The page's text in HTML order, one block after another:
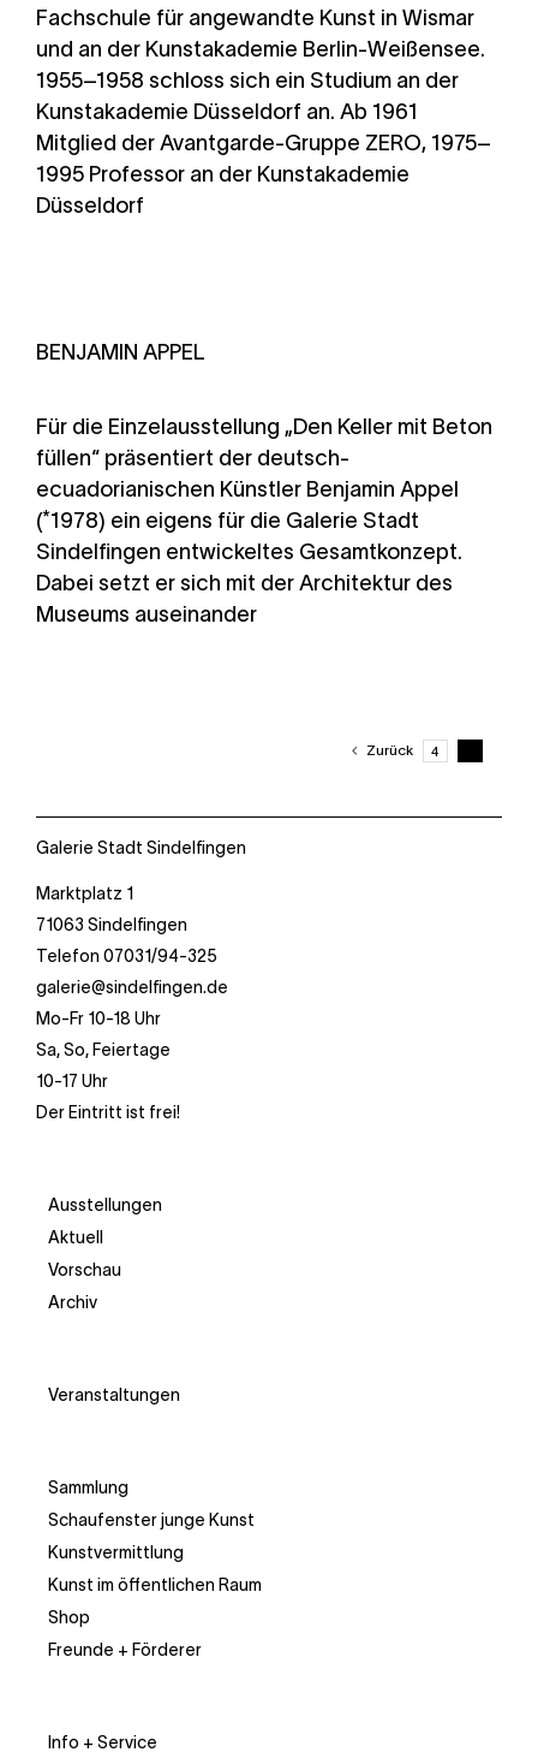
Fachschule für angewandte Kunst in Wismar
und an der Kunstakademie Berlin-Weißensee.
1955–1958 schloss sich ein Studium an der
Kunstakademie Düsseldorf an. Ab 1961
Mitglied der Avantgarde-Gruppe ZERO, 1975–
1995 Professor an der Kunstakademie
Düsseldorf
BENJAMIN APPEL
Für die Einzelausstellung „Den Keller mit Beton
füllen“ präsentiert der deutsch-
ecuadorianischen Künstler Benjamin Appel
(*1978) ein eigens für die Galerie Stadt
Sindelfingen entwickeltes Gesamtkonzept.
Dabei setzt er sich mit der Architektur des
Museums auseinander
Zurück 4
Ebene 3 Platzhalter
Galerie Stadt Sindelfingen
Marktplatz 1
71063 Sindelfingen
Telefon 07031/94-325
galerie@sindelfingen.de
Mo-Fr 10-18 Uhr
Sa, So, Feiertage
10-17 Uhr
Der Eintritt ist frei!
Ausstellungen
Aktuell
Vorschau
Archiv
Veranstaltungen
Sammlung
Schaufenster junge Kunst
Kunstvermittlung
Kunst im öffentlichen Raum
Shop
Freunde + Förderer
Info + Service